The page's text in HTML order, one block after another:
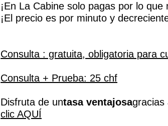
¡En La Cabine solo pagas por lo que
¡El precio es por minuto y
Consulta : gratuita, obligatoria para
Consulta + Prueba: 25 chf
Disfruta de untasa ventajosagracias
clic AQUÍ